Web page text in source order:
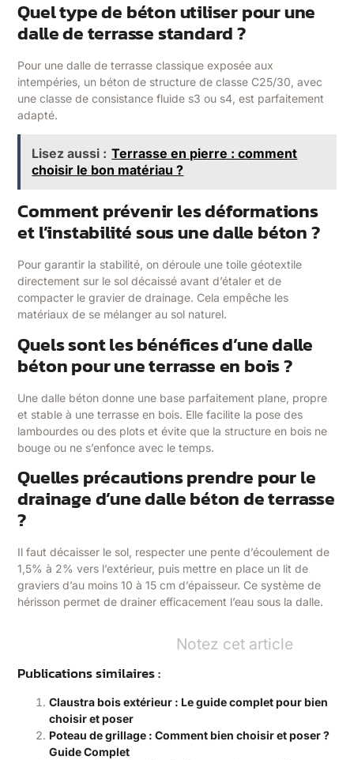
Quel type de béton utiliser pour une
dalle de terrasse standard ?
Pour une dalle de terrasse classique exposée aux
intempéries, un béton de structure de classe C25/30, avec
une classe de consistance fluide s3 ou s4, est parfaitement
adapté.
Lisez aussi : Terrasse en pierre : comment
choisir le bon matériau ?
Comment prévenir les déformations
et l’instabilité sous une dalle béton ?
Pour garantir la stabilité, on déroule une toile géotextile
directement sur le sol décaissé avant d’étaler et de
compacter le gravier de drainage. Cela empêche les
matériaux de se mélanger au sol naturel.
Quels sont les bénéfices d’une dalle
béton pour une terrasse en bois ?
Une dalle béton donne une base parfaitement plane, propre
et stable à une terrasse en bois. Elle facilite la pose des
lambourdes ou des plots et évite que la structure en bois ne
bouge ou ne s’enfonce avec le temps.
Quelles précautions prendre pour le
drainage d’une dalle béton de terrasse
?
Il faut décaisser le sol, respecter une pente d’écoulement de
1,5% à 2% vers l’extérieur, puis mettre en place un lit de
graviers d’au moins 10 à 15 cm d’épaisseur. Ce système de
hérisson permet de drainer efficacement l’eau sous la dalle.
Notez cet article
Publications similaires :
Claustra bois extérieur : Le guide complet pour bien
choisir et poser
Poteau de grillage : Comment bien choisir et poser ?
Guide Complet